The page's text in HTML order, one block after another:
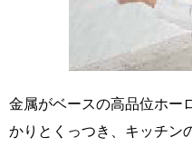
金属がベースの高品位ホー
かりとくっつき、キッチン